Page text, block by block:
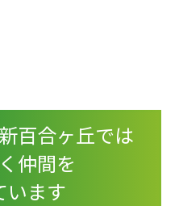
百合ヶ丘では
仲間を
います